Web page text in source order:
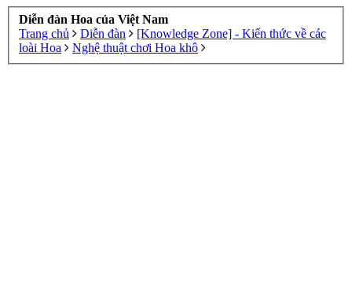
Diễn đàn Hoa của Việt Nam
Trang chủ
Diễn đàn
[Knowledge Zone] - Kiến thức về các
loài Hoa
Nghệ thuật chơi Hoa khô